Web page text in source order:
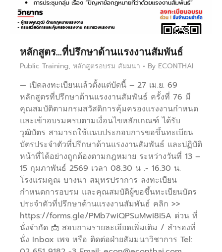
หลักสูตร…ที่ปรึกษาด้านแรงงานสัมพันธ์
Public Training, หลักสูตรอบรม สัมมนา By ECONTHAI
— เปิดลงทะเบียนแล้วตั้งแต่บัดนี้ – 27 เม.ย. 69
หลักสูตรที่ปรึกษาด้านแรงงานสัมพันธ์ ครั้งที่ 76 มี
คุณสมบัติตามกรมสวัสดิการคุ้มครองแรงงานกำหนด
และเข้าอบรมครบตามเงื่อนไขหลักเกณฑ์ ได้รับ
วุฒิบัตร สามารถใช้แนบประกอบการขอขึ้นทะเบียน
บัตรประจำตัวที่ปรึกษาด้านแรงงานสัมพันธ์ และปฏิบัติ
หน้าที่ได้อย่างถูกต้องตามกฎหมาย ระหว่างวันที่ 13 –
15 กุมภาพันธ์ 2569 เวลา 08.30 น .- 16.30 น.
โรงแรมคูณ บางนา สมุทรปราการ ลงทะเบียน
กำหนดการอบรม และคุณสมบัติผู้ขอขึ้นทะเบียนบัตร
ประจำตัวที่ปรึกษาด้านแรงงานสัมพันธ์ คลิก >>
https://forms.gle/PMb7wiQPSuMwi8i5A ด่วน ที่
นั่งจำกัด 📩 สอบถามรายละเอียดเพิ่มเติม / สำรองที่
นั่ง Inbox เพจ หรือ ติดต่อฝ่ายสัมมนาวิชาการ Tel: